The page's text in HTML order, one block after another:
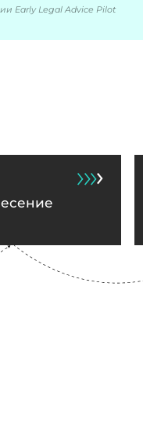
Early Legal Advice Pilot